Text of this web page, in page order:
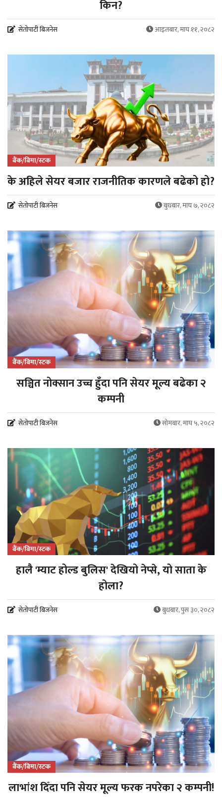
किन?
सेतोपाटी बिजनेस आइतबार, माघ ११, २०८२
बैंक/बिमा/स्टक
के अहिले सेयर बजार राजनीतिक कारणले बढेको हो?
सेतोपाटी बिजनेस बुधबार, माघ ७, २०८२
बैंक/बिमा/स्टक
सञ्चित नोक्सान उच्च हुँदा पनि सेयर मूल्य बढेका २
कम्पनी
सेतोपाटी बिजनेस सोमबार, माघ ५, २०८२
बैंक/बिमा/स्टक
हालै 'म्याट होल्ड बुलिस' देखियो नेप्से, यो साता के
होला?
सेतोपाटी बिजनेस बुधबार, पुस ३०, २०८२
बैंक/बिमा/स्टक
लाभांश दिँदा पनि सेयर मूल्य फरक नपरेका २ कम्पनी!